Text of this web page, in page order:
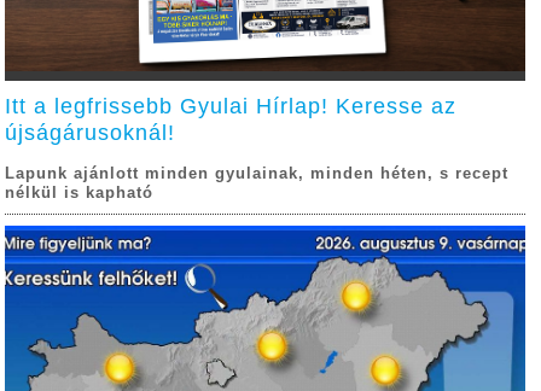
Itt a legfrissebb Gyulai Hírlap! Keresse az
újságárusoknál!
Lapunk ajánlott minden gyulainak, minden héten, s recept
nélkül is kapható